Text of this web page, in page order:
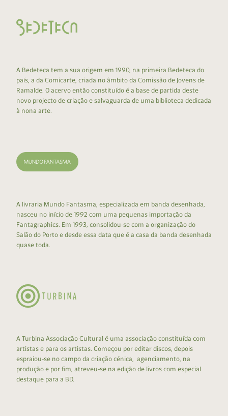
A Bedeteca tem a sua origem em 1990, na primeira Bedeteca do
país, a da Comicarte, criada no âmbito da Comissão de Jovens de
Ramalde. O acervo então constituído é a base de partida deste
novo projecto de criação e salvaguarda de uma biblioteca dedicada
à nona arte.
A livraria Mundo Fantasma, especializada em banda desenhada,
nasceu no início de 1992 com uma pequenas importação da
Fantagraphics. Em 1993, consolidou-se com a organização do
Salão do Porto e desde essa data que é a casa da banda desenhada
quase toda.
A Turbina Associação Cultural é uma associação constituída com
artistas e para os artistas. Começou por editar discos, depois
espraiou-se no campo da criação cénica, agenciamento, na
produção e por fim, atreveu-se na edição de livros com especial
destaque para a BD.